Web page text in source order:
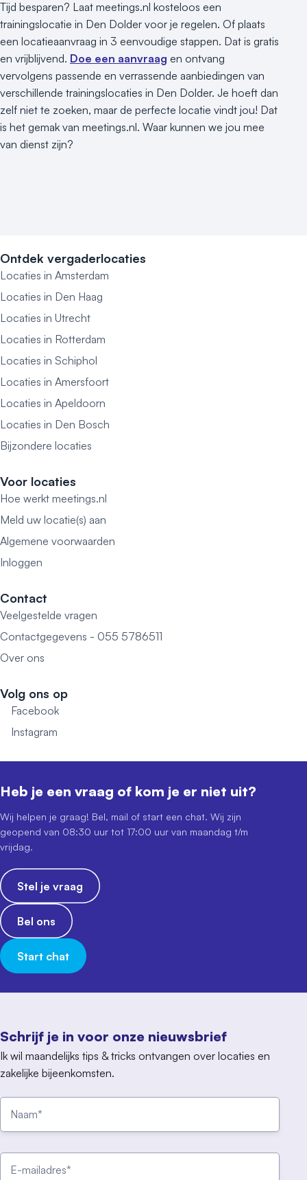
Tijd besparen? Laat meetings.nl kosteloos een
trainingslocatie in Den Dolder voor je regelen. Of plaats
een locatieaanvraag in 3 eenvoudige stappen. Dat is gratis
en vrijblijvend. Doe een aanvraag en ontvang
vervolgens passende en verrassende aanbiedingen van
verschillende trainingslocaties in Den Dolder. Je hoeft dan
zelf niet te zoeken, maar de perfecte locatie vindt jou! Dat
is het gemak van meetings.nl. Waar kunnen we jou mee
van dienst zijn?
Ontdek vergaderlocaties
Locaties in Amsterdam
Locaties in Den Haag
Locaties in Utrecht
Locaties in Rotterdam
Locaties in Schiphol
Locaties in Amersfoort
Locaties in Apeldoorn
Locaties in Den Bosch
Bijzondere locaties
Voor locaties
Hoe werkt meetings.nl
Meld uw locatie(s) aan
Algemene voorwaarden
Inloggen
Contact
Veelgestelde vragen
Contactgegevens - 055 5786511
Over ons
Volg ons op
Facebook
Instagram
Schrijf je in voor onze nieuwsbrief
Ik wil maandelijks tips & tricks ontvangen over locaties en
zakelijke bijeenkomsten.
Heb je een vraag of kom je er niet uit?
Wij helpen je graag! Bel, mail of start een chat. Wij zijn
geopend van 08:30 uur tot 17:00 uur van maandag t/m
vrijdag.
Stel je vraag
Bel ons
Start chat